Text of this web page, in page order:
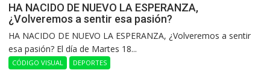
HA NACIDO DE NUEVO LA ESPERANZA,
¿Volveremos a sentir esa pasión?
HA NACIDO DE NUEVO LA ESPERANZA, ¿Volveremos a sentir
esa pasión? El día de Martes 18...
CÓDIGO VISUAL DEPORTES